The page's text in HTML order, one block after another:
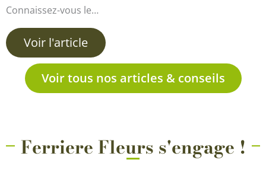
Connaissez-vous le…
Voir l'article
Voir tous nos articles & conseils
Ferriere Fleurs s'engage !